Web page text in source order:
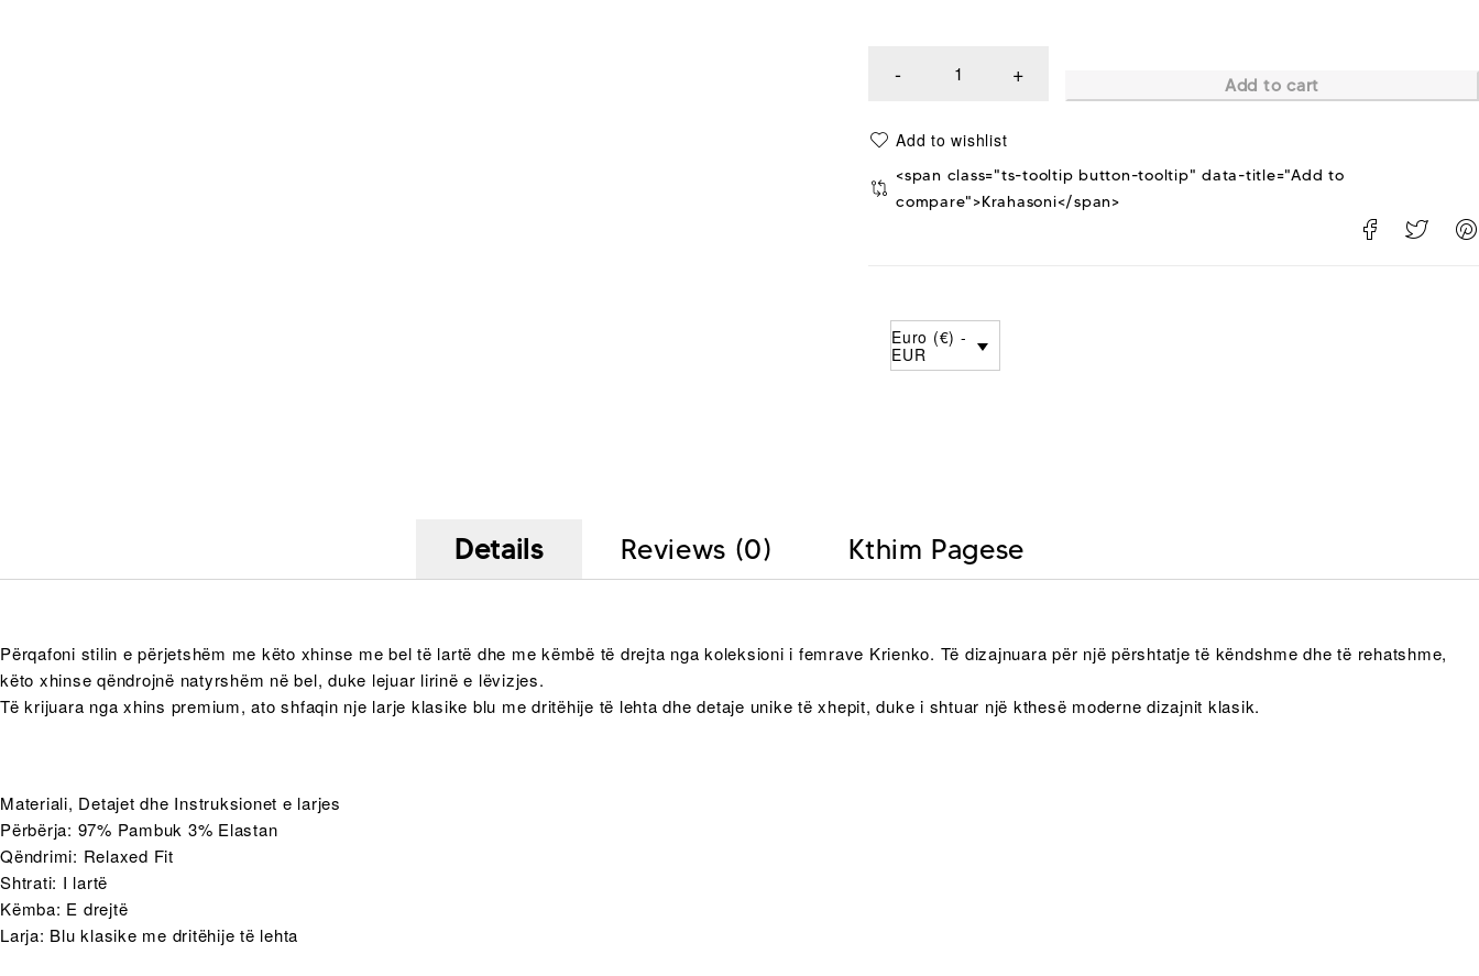
Add to cart
<span class="ts-tooltip button-tooltip" data-title="Add to
compare">Krahasoni</span>
Euro (€) -
EUR
Details Reviews (0) Kthim Pagese
Përqafoni stilin e përjetshëm me këto xhinse me bel të lartë dhe me këmbë të drejta nga koleksioni i femrave Krienko. Të dizajnuara për një përshtatje të këndshme dhe të rehatshme,
këto xhinse qëndrojnë natyrshëm në bel, duke lejuar lirinë e lëvizjes.
Të krijuara nga xhins premium, ato shfaqin nje larje klasike blu me dritëhije të lehta dhe detaje unike të xhepit, duke i shtuar një kthesë moderne dizajnit klasik.
Materiali, Detajet dhe Instruksionet e larjes
Përbërja: 97% Pambuk 3% Elastan
Qëndrimi: Relaxed Fit
Shtrati: I lartë
Këmba: E drejtë
Larja: Blu klasike me dritëhije të lehta